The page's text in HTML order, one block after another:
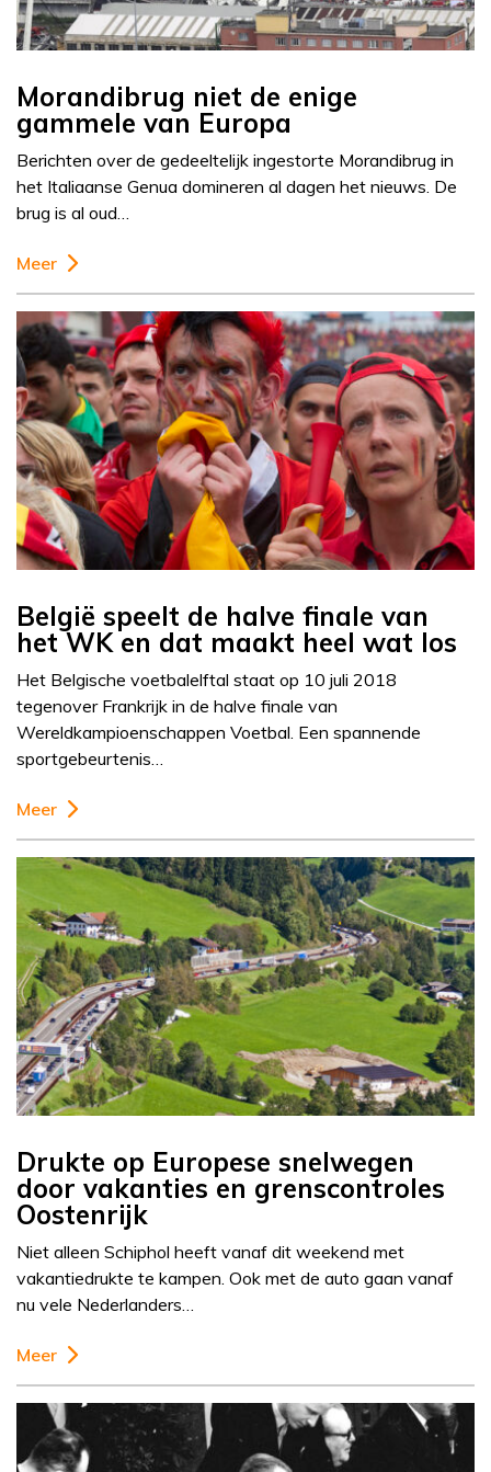
Morandibrug niet de enige
gammele van Europa
Berichten over de gedeeltelijk ingestorte Morandibrug in
het Italiaanse Genua domineren al dagen het nieuws. De
brug is al oud…
Meer
België speelt de halve finale van
het WK en dat maakt heel wat los
Het Belgische voetbalelftal staat op 10 juli 2018
tegenover Frankrijk in de halve finale van
Wereldkampioenschappen Voetbal. Een spannende
sportgebeurtenis…
Meer
Drukte op Europese snelwegen
door vakanties en grenscontroles
Oostenrijk
Niet alleen Schiphol heeft vanaf dit weekend met
vakantiedrukte te kampen. Ook met de auto gaan vanaf
nu vele Nederlanders…
Meer